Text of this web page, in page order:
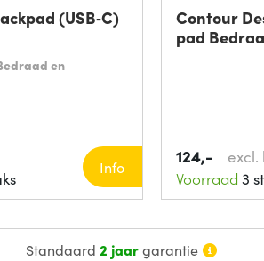
(USB‑C)
en
Info
Contour
pad
124,-
excl.
Voorraad 3
Standaard2 jaargarantie